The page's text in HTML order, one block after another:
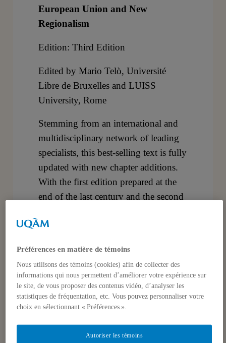
European Union and New
Regionalism
Edition: Third Edition
Edited by Mario Telò, Université
Libre de Bruxelles and LUISS
University, Rome
Stemming from an international and
multidisciplinary network of leading
specialists, this best-selling text is fully
updated with new chapter additions.
With the first edition prepared at the
end of the last century and the second
this new edition focuses on competing
a multipolar world and the role of
European Union.
This new edition offers:
– A comparative analysis of regional
cooperation and of both US-centred
and EU-centred interregionalism.
Préférences en matière de témoins
Nous utilisons des témoins (cookies) afin de collecter des
informations qui nous permettent d’améliorer votre expérience sur
le site, de vous proposer des contenus vidéo, d’analyser les
statistiques de fréquentation, etc. Vous pouvez personnaliser votre
choix en sélectionnant « Préférences ».
Autoriser les témoins